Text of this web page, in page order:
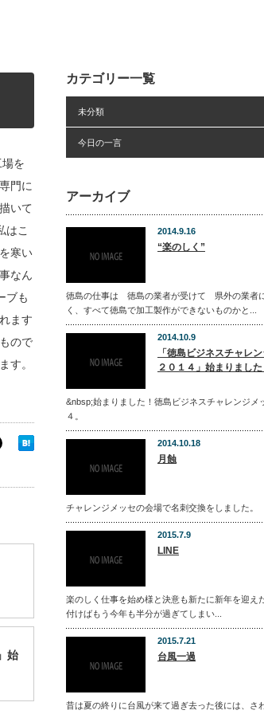
を
門に
いて
はこ
寒い
なん
ブも
ます
ので
す。
始
カテゴリー一覧
未分類
今日の一言
アーカイブ
2014.9.16
“楽のしく”
徳島の仕事は 徳島の業者が受けて 県外の業者
く、すべて徳島で加工製作ができないものかと...
2014.10.9
「徳島ビジネスチャレ
２０１４」始まりました
&nbsp;始まりました！徳島ビジネスチャレンジメ
４。
2014.10.18
月蝕
チャレンジメッセの会場で名刺交換をしました。
2015.7.9
LINE
楽のしく仕事を始め様と決意も新たに新年を迎え
付けばもう今年も半分が過ぎてしまい...
2015.7.21
台風一過
昔は夏の終りに台風が来て過ぎ去った後には、さ